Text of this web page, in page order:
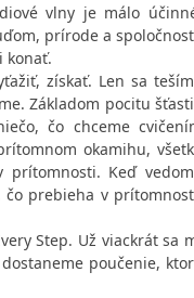
vlny je málo
prírode a
konať.
získať. Len sa
Základom pocitu
čo chceme
okamihu,
Keď
prebieha v
Step. Už viackrát sa
poučenie,